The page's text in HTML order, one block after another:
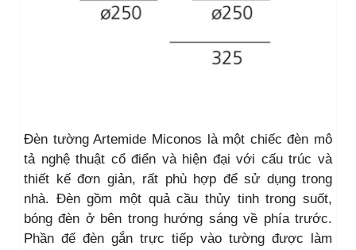
Đèn tường Artemide Miconos là một chiếc đèn mô
tả nghệ thuật cổ điển và hiện đại với cấu trúc và
thiết kế đơn giản, rất phù hợp để sử dụng trong
nhà. Đèn gồm một quả cầu thủy tinh trong suốt,
bóng đèn ở bên trong hướng sáng về phía trước.
Phần đế đèn gắn trực tiếp vào tường được làm